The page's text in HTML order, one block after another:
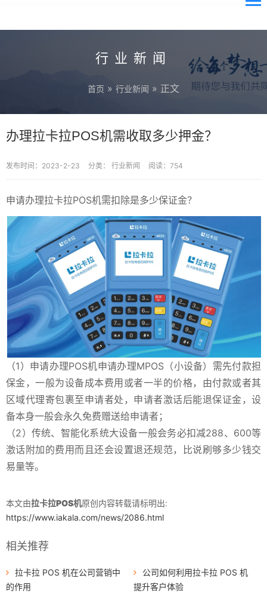
行业新闻
首页 » 行业新闻 » 正文
办理拉卡拉POS机需收取多少押金？
发布时间：2023-2-23 分类： 行业新闻 阅读：754
申请办理拉卡拉POS机需扣除是多少保证金？
（1）申请办理POS机申请办理MPOS（小设备）需先付款担
保金，一般为设备成本费用或者一半的价格，由付款或者其
区域代理寄包裹至申请者处，申请者激话后能退保证金，设
备本身一般会永久免费赠送给申请者；
（2）传统、智能化系统大设备一般会务必扣减288、600等
激话附加的费用而且还会设置退还规范，比说刷够多少钱交
易量等。
本文由拉卡拉POS机原创内容转载请标明出:
https://www.iakala.com/news/2086.html
相关推荐
拉卡拉 POS 机在公司营销中
的作用
公司如何利用拉卡拉 POS 机
提升客户体验